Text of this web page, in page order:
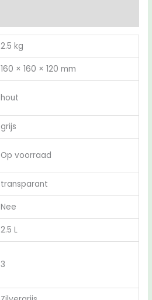
2.5 kg
160 × 160 × 120 mm
hout
grijs
Op voorraad
transparant
Nee
2.5 L
3